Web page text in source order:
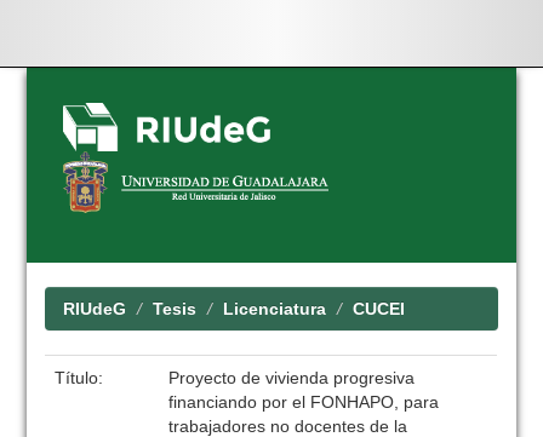
Skip
navigation
RIUdeG Tesis Licenciatura CUCEI
Título:
Proyecto de vivienda progresiva
financiando por el FONHAPO, para
trabajadores no docentes de la